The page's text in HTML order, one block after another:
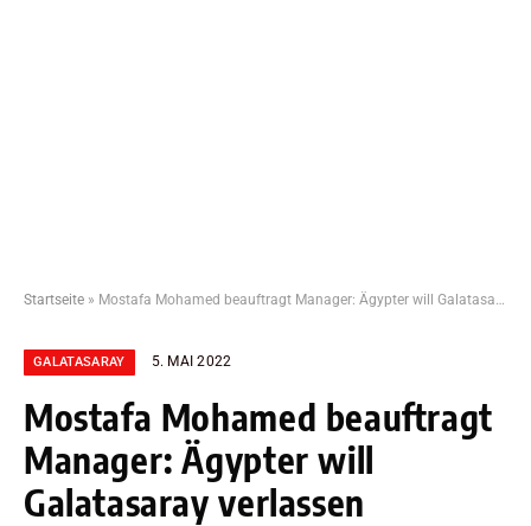
Startseite » Mostafa Mohamed beauftragt Manager: Ägypter will Galatasaray verlassen
GALATASARAY 5. MAI 2022
Mostafa Mohamed beauftragt
Manager: Ägypter will
Galatasaray verlassen